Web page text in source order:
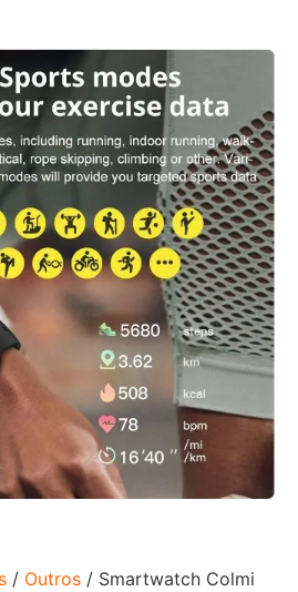
/ Outros / Smartwatch Colmi